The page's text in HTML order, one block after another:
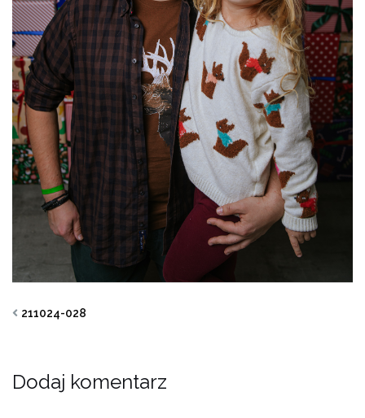
211024-028
Dodaj komentarz